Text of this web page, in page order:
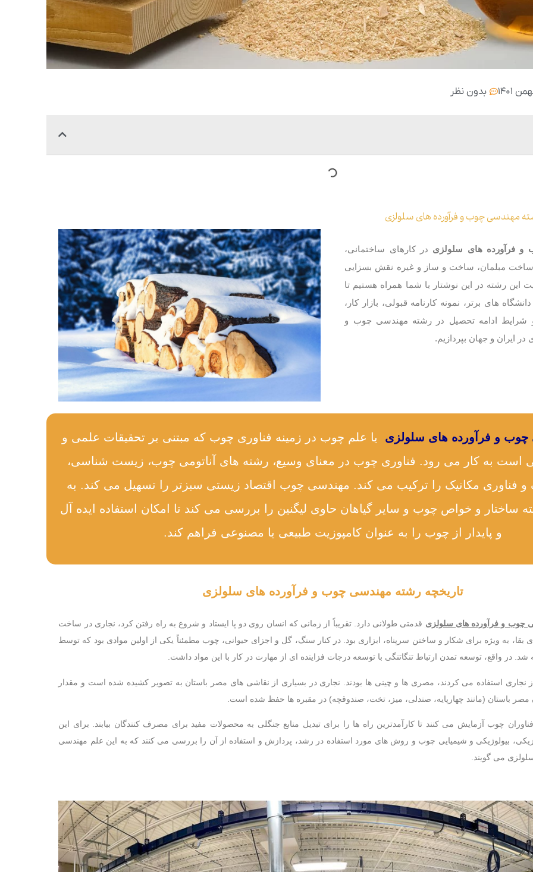
بدون نظر
مهندسی چوب و فرآورده های سلولزی
فرآورده های سلولزی در کارهای ساختمانی،
ساخت مبلمان، ساخت و ساز و غیره نقش بسزایی
این رشته در این نوشتار با شما همراه هستیم تا
‌های برتر، نمونه کارنامه قبولی، بازار کار،
و شرایط ادامه تحصیل در رشته مهندسی چوب و
ایران و جهان بپردازیم.
و فرآورده های سلولزی یا علم چوب در زمینه فناوری چوب که مبتنی بر تحقیقات علمی و
است به کار می رود. فناوری چوب در معنای وسیع، رشته های آناتومی چوب، زیست شناسی،
فناوری مکانیک را ترکیب می کند. مهندسی چوب اقتصاد زیستی سبزتر را تسهیل می کند. به
ساختار و خواص چوب و سایر گیاهان حاوی لیگنین را بررسی می کند تا امکان استفاده ایده آل
و پایدار از چوب را به عنوان کامپوزیت طبیعی یا مصنوعی فراهم کند.
تاریخچه رشته مهندسی چوب و فرآورده های سلولزی
چوب و فرآورده های سلولزی قدمتی طولانی دارد. تقریباً از زمانی که انسان روی دو پا ایستاد و شروع به راه رفتن کرد، نجاری در ساخت
بقا، به ویژه برای شکار و ساختن سرپناه، ابزاری بود. در کنار سنگ، گل و اجزای حیوانی، چوب مطمئناً یکی از اولین موادی بود که توسط
شد. در واقع، توسعه تمدن ارتباط تنگاتنگی با توسعه درجات فزاینده ای از مهارت در کار با این مواد داشت.
نجاری استفاده می کردند، مصری ها و چینی ها بودند. نجاری در بسیاری از نقاشی های مصر باستان به تصویر کشیده شده است و مقدار
مصر باستان (مانند چهارپایه، صندلی، میز، تخت، صندوقچه) در مقبره ها حفظ شده است.
چوب آزمایش می کنند تا کارآمدترین راه ها را برای تبدیل منابع جنگلی به محصولات مفید برای مصرف کنندگان بیابند. برای این
بیولوژیکی و شیمیایی چوب و روش های مورد استفاده در رشد، پردازش و استفاده از آن را بررسی می کنند که به این علم مهندسی
می گویند.